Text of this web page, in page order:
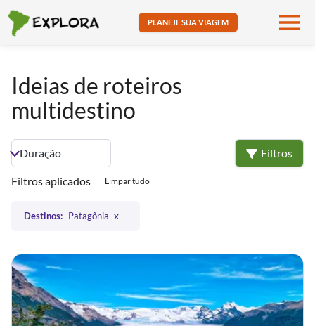
PLANEJE SUA VIAGEM
Ideias de roteiros
multidestino
Filtros
Filtros aplicados Limpar tudo
Destinos: Patagônia X